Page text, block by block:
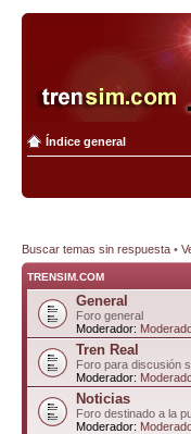
Índice general
Buscar temas sin respuesta •
TRENSIM.COM
General
Foro general
Moderador:
Tren Real
Foro para discusión
Moderador:
Noticias
Foro destinado a la
Moderador: